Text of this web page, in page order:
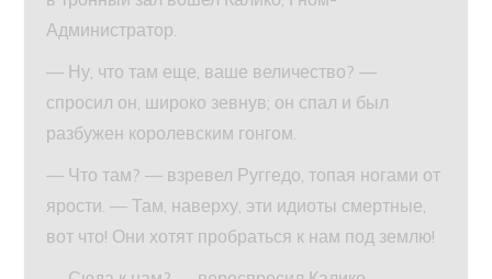
Администратор.
— Ну, что там еще, ваше величество? —
спросил он, широко зевнув; он спал и был
разбужен королевским гонгом.
— Что там? — взревел Руггедо, топая ногами от
ярости. — Там, наверху, эти идиоты смертные,
вот что! Они хотят пробраться к нам под землю!